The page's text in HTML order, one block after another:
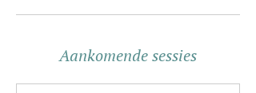
Aankomende sessies